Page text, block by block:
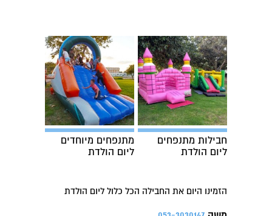
חבילות מתנפחים
ליום הולדת
מתנפחים מיוחדים
ליום הולדת
הזמינו היום את החבילה הכל כלול ליום הולדת